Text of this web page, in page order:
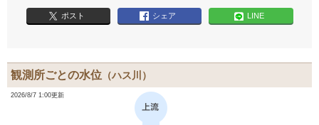
ポスト シェア LINE
観測所ごとの水位 （ハス川）
2026/8/7 1:00更新